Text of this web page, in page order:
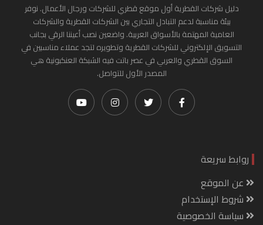
دليل شركات القطرية أول موقع قطري للشركات ورجال الأعمال. نوفر
بيئة مناسبة لدعم التبادل التجاري بين الشركات القطرية والشركات
العامية المهتمة بالأسواق العربية. واضعين نصب أعيننا الرقي بجانب
التسويق الإلكتروني للشركات القطرية وتطويره لتجد عملاء مناسبين في
السوق القطري والعربي في عصر باتت فيه الشبكة العنكبونية هي
المصدر الأول للتواصل.
روابط سريعة
عن الموقع
شروط الإستخدام
سياسة الخصوصية